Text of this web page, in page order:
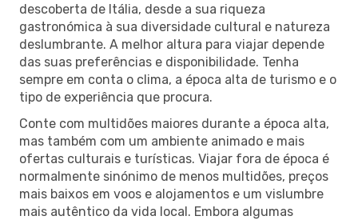
descoberta de Itália, desde a sua riqueza
gastronómica à sua diversidade cultural e natureza
deslumbrante. A melhor altura para viajar depende
das suas preferências e disponibilidade. Tenha
sempre em conta o clima, a época alta de turismo e o
tipo de experiência que procura.
Conte com multidões maiores durante a época alta,
mas também com um ambiente animado e mais
ofertas culturais e turísticas. Viajar fora de época é
normalmente sinónimo de menos multidões, preços
mais baixos em voos e alojamentos e um vislumbre
mais autêntico da vida local. Embora algumas